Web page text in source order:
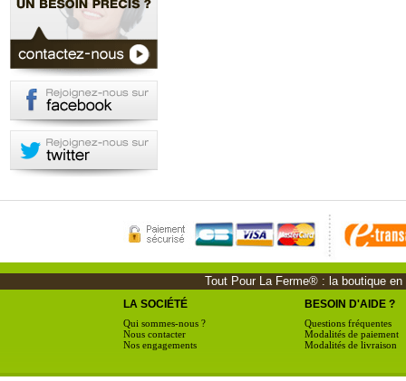
Tout Pour La Ferme® : la boutique
LA SOCIÉTÉ
Qui sommes-nous ?
Nous contacter
Nos engagements
BESOIN D'AIDE ?
Questions fréquentes
Modalités de paiement
Modalités de livraison